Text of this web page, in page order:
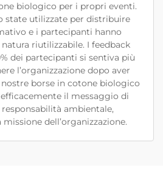
biologico per i propri eventi.
state utilizzate per distribuire
e i partecipanti hanno
riutilizzabile. I feedback
dei partecipanti si sentiva più
l’organizzazione dopo aver
borse in cotone biologico
il messaggio di
ambientale,
dell’organizzazione.